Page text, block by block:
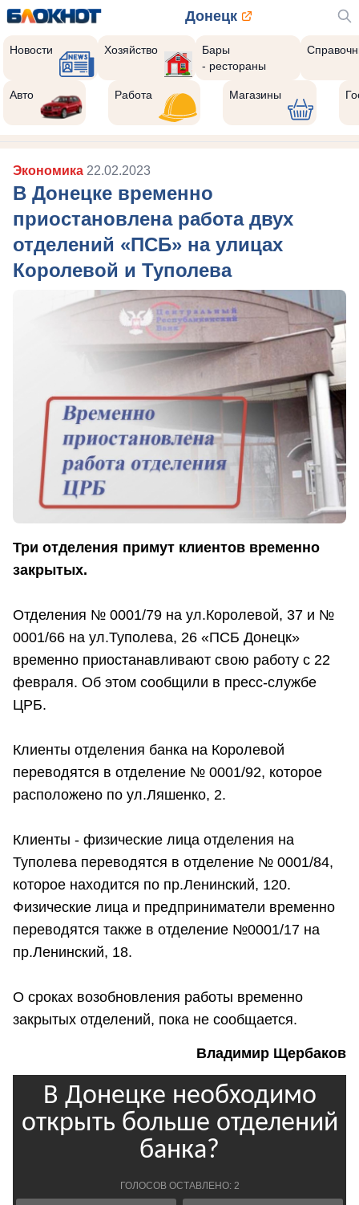
Донецк
Новости Хозяйство
Бары
- рестораны
Авто Работа Магазины
Экономика 22.02.2023
В Донецке временно
приостановлена работа двух
отделений «ПСБ» на улицах
Королевой и Туполева
Три отделения примут клиентов временно
закрытых.
Отделения № 0001/79 на ул.Королевой, 37 и №
0001/66 на ул.Туполева, 26 «ПСБ Донецк»
временно приостанавливают свою работу с 22
февраля. Об этом сообщили в пресс-службе
ЦРБ.
Клиенты отделения банка на Королевой
переводятся в отделение № 0001/92, которое
расположено по ул.Ляшенко, 2.
Клиенты - физические лица отделения на
Туполева переводятся в отделение № 0001/84,
которое находится по пр.Ленинский, 120.
Физические лица и предприниматели временно
переводятся также в отделение №0001/17 на
пр.Ленинский, 18.
О сроках возобновления работы временно
закрытых отделений, пока не сообщается.
Владимир Щербаков